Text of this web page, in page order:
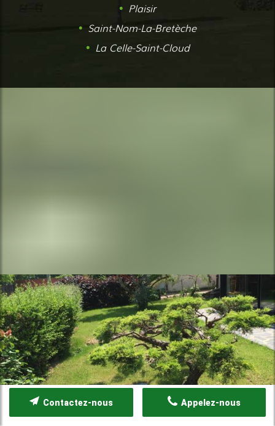
Plaisir
Saint-Nom-La-Bretèche
La Celle-Saint-Cloud
Appelez-nous
Contactez-nous